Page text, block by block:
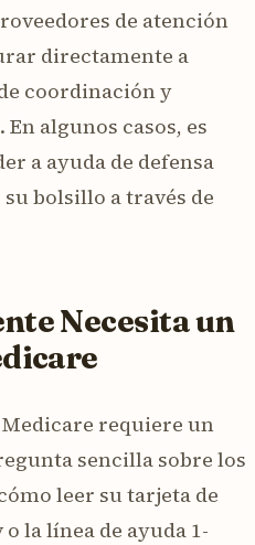
de atención
directamente a
coordinación y
algunos casos, es
a ayuda de defensa
bolsillo a través de
Necesita un
requiere un
sencilla sobre los
leer su tarjeta de
la línea de ayuda 1-